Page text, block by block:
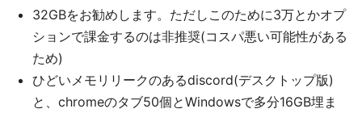
32GBをお勧めします。ただしこのために3万とかオプ
ションで課金するのは非推奨(コスパ悪い可能性がある
ため)
ひどいメモリリークのあるdiscord(デスクトップ版)
と、chromeのタブ50個とWindowsで多分16GB埋ま